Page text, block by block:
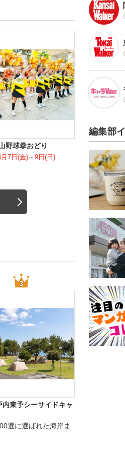
野球拳おどり
7日(金)～9日(日)
内東予シーサイドキャ
選に選ばれた海岸ま
編集部